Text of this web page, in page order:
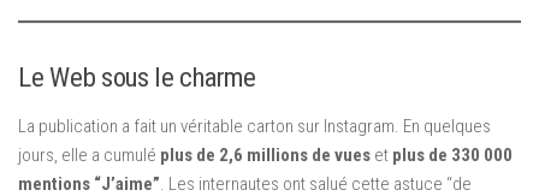
Le Web sous le charme
La publication a fait un véritable carton sur Instagram. En quelques
jours, elle a cumulé plus de 2,6 millions de vues et plus de 330 000
mentions “J’aime”. Les internautes ont salué cette astuce “de